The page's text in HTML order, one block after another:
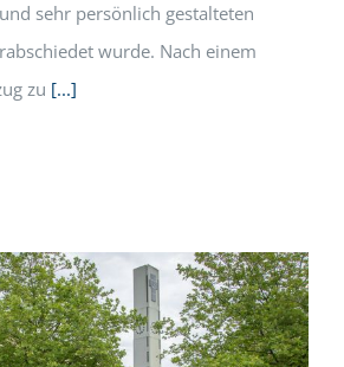
sehr persönlich gestalteten
wurde. Nach einem
zu [...]